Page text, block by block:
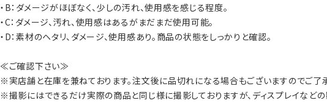
・B：ダメージがほぼなく、少しの汚れ、使用感を感じる程度。
・C：ダメージ、汚れ、使用感はあるがまだまだ使用可能。
・D：素材のヘタリ、ダメージ、使用感あり。商品の状態をしっかりと確認。
≪ご確認下さい≫
※実店舗と在庫を兼ねております。注文後に品切れになる場合もございますのでご了
※撮影にはできるだけ実際の商品と同じ様に撮影しておりますが、ディスプレイなど